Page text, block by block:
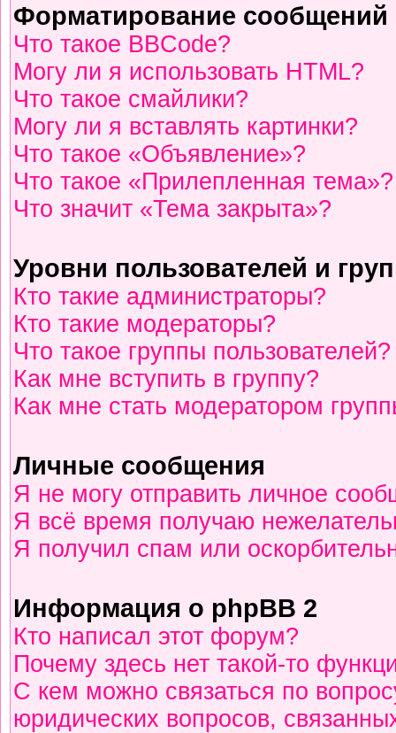
Форматирование
Что такое BBCode?
Могу ли я использовать HTML?
Что такое смайлики?
Могу ли я вставлять картинки?
Что такое «Объявление»?
Что такое «Прилепленная тема»?
Что значит «Тема закрыта»?
Уровни пользователей и
Кто такие администраторы?
Кто такие модераторы?
Что такое группы пользователей?
Как мне вступить в группу?
Как мне стать модератором
Личные сообщения
Я не могу отправить личное
Я всё время получаю
Я получил спам или
Информация о phpBB 2
Кто написал этот форум?
Почему здесь нет такой-то
С кем можно связаться по
юридических вопросов,